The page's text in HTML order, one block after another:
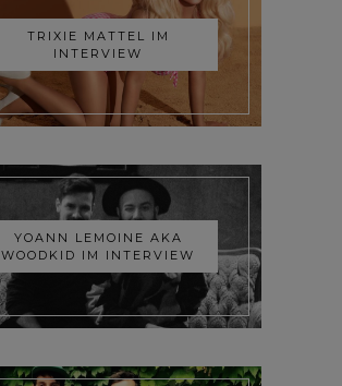
TRIXIE MATTEL IM
INTERVIEW
YOANN LEMOINE AKA
WOODKID IM INTERVIEW